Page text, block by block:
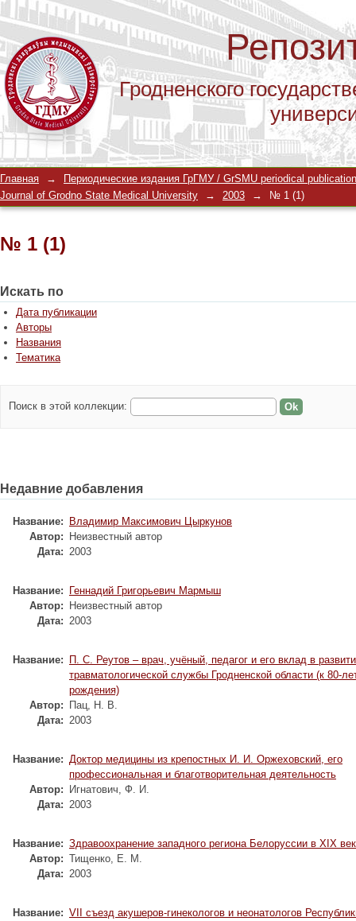
Гродненского
№ 1 (1)
Главная →
Периодические издания ГрГМУ / GrSMU periodical
Journal of Grodno State Medical University
→ 2003 → № 1 (1)
№ 1 (1)
Искать по
Дата публикации
Авторы
Названия
Тематика
Поиск в этой коллекции:
Недавние добавления
Название:
Владимир Максимович Цыркунов
Автор:
Неизвестный автор
Дата: 2003
Название:
Геннадий Григорьевич Мармыш
Автор:
Неизвестный автор
Дата: 2003
Название:
П. С. Реутов – врач, учёный, педагог и его вклад в
травматологической службы Гродненской области (к 80-
рождения)
Автор:
Пац, Н. В.
Дата: 2003
Название: Доктор медицины из крепостных И. И. Оржеховский, его
профессиональная и благотворительная деятельность
Автор:
Игнатович, Ф. И.
Дата: 2003
Название: Здравоохранение западного региона Белоруссии в ХIХ
Автор: Тищенко, Е. М.
Дата: 2003
Название: VII съезд акушеров-гинекологов и неонатологов